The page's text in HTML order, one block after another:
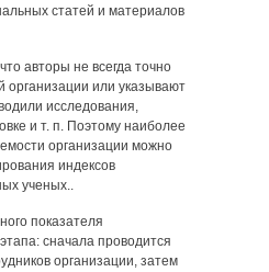
статей и материалов
авторы не всегда точно
организации или указывают
исследования,
и т. п. Поэтому наиболее
организации можно
индексов
ученых..
показателя
сначала проводится
организации, затем